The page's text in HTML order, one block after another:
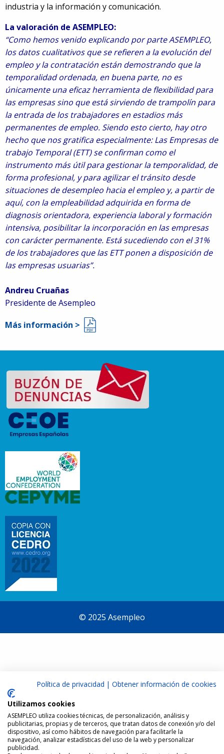
industria y la información y comunicación.
La valoración de ASEMPLEO:
“Como hemos venido explicando por parte ASEMPLEO,
los datos cualitativos que se refieren a la evolución del
empleo y la contratación están demostrando que la
temporalidad ordenada, en buena parte, no es
únicamente una eficaz herramienta de flexibilidad para
las empresas sino que está sirviendo de trampolín para
la entrada de los trabajadores en estadios más
permanentes de empleo. Siendo esto cierto, hay otro
hecho que nos gratifica especialmente: Las Empresas de
trabajo Temporal (ETT) se confirman como el
instrumento más útil para gestionar la temporalidad, de
forma profesional, y para agilizar el tránsito desde
situaciones de desempleo hacia el empleo y, a partir de
aquí, con la empleabilidad adquirida en forma de
diagnosis orientadora, experiencia laboral y formación
intensiva, posibilitar la incorporación en las empresas
con carácter permanente. Está sucediendo con el 31%
de los trabajadores que las ETT ponen a disposición de
las empresas usuarias”.
Andreu Cruañas
Presidente de Asempleo
Más información >
© 2025 Asempleo
Política de privacidad | Obtener información de cookies
Utilizamos cookies
ASEMPLEO utiliza cookies técnicas, de personalización, análisis y
publicitarias, propias y de terceros, que tratan datos de conexión y/o del
dispositivo, así como hábitos de navegación para facilitarle la
navegación, analizar estadísticas del uso de la web y personalizar
publicidad.